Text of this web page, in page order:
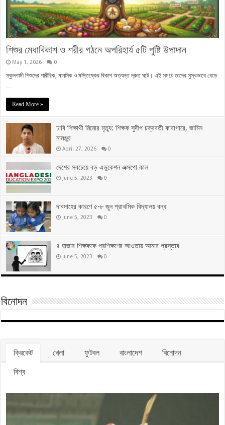
শিশুর মেধাবিকাশ ও শরীর গঠনে অপরিহার্য ৫টি পুষ্টি উপাদান
May 1, 2026 0
স্কুলগামী শিশুদের শারীরিক, মানসিক ও মস্তিষ্কের বিকাশ অত্যন্ত দ্রুত ঘটে। এই সময়ে তাদের সুস্থভাবে বেড়ে
…
Read More »
ঢাবি শিক্ষার্থী মিমোর মৃত্যু: শিক্ষক সুদীপ চক্রবর্তী কারাগারে, জামিন
নামঞ্জুর
April 27, 2026 0
দেশের সবচেয়ে বড় এডুকেশন এক্সপো কাল
June 5, 2023 0
দাবদাহের কারণে ৫-৮ জুন প্রাথমিক বিদ্যালয় বন্ধ
June 5, 2023 0
৪ হাজার শিক্ষককে প্রশিক্ষণের আওতায় আনার প্রস্তাব
June 5, 2023 0
বিনোদন
ক্রিকেট খেলা ফুটবল বাংলাদেশ বিনোদন
বিশ্ব